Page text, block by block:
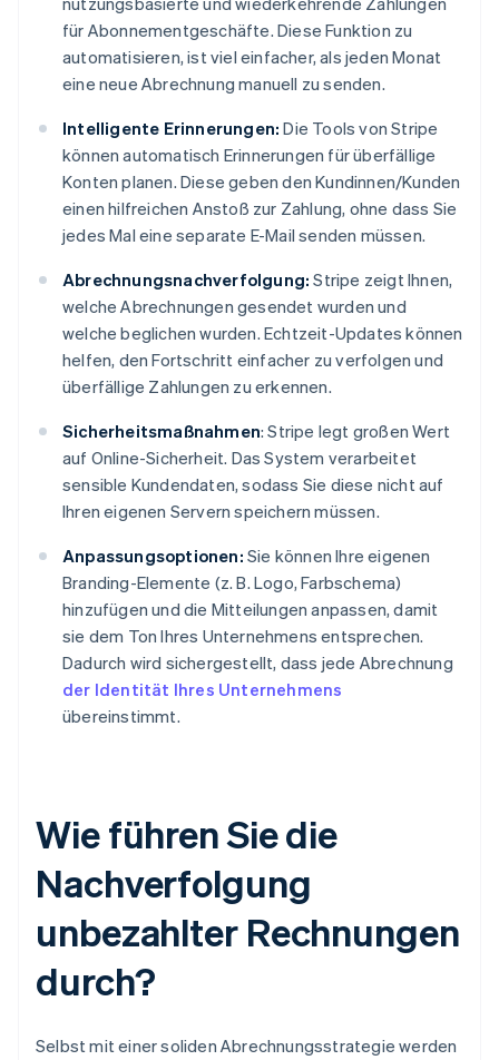
für Abonnementgeschäfte. Diese Funktion zu
automatisieren, ist viel einfacher, als jeden Monat
eine neue Abrechnung manuell zu senden.
Intelligente Erinnerungen: Die Tools von Stripe
können automatisch Erinnerungen für überfällige
Konten planen. Diese geben den Kundinnen/Kunden
einen hilfreichen Anstoß zur Zahlung, ohne dass Sie
jedes Mal eine separate E-Mail senden müssen.
Abrechnungsnachverfolgung: Stripe zeigt Ihnen,
welche Abrechnungen gesendet wurden und
welche beglichen wurden. Echtzeit-Updates können
helfen, den Fortschritt einfacher zu verfolgen und
überfällige Zahlungen zu erkennen.
Sicherheitsmaßnahmen: Stripe legt großen Wert
auf Online-Sicherheit. Das System verarbeitet
sensible Kundendaten, sodass Sie diese nicht auf
Ihren eigenen Servern speichern müssen.
Anpassungsoptionen: Sie können Ihre eigenen
Branding-Elemente (z. B. Logo, Farbschema)
hinzufügen und die Mitteilungen anpassen, damit
sie dem Ton Ihres Unternehmens entsprechen.
Dadurch wird sichergestellt, dass jede Abrechnung
der Identität Ihres Unternehmens
übereinstimmt.
Wie führen Sie die
Nachverfolgung
unbezahlter Rechnungen
durch?
Selbst mit einer soliden Abrechnungsstrategie werden